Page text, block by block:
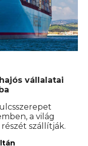
vállalatai
a világ
szállítják.